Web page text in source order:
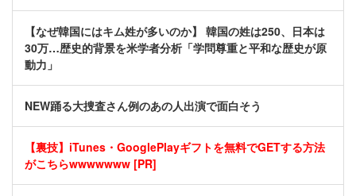
【なぜ韓国にはキム姓が多いのか】 韓国の姓は250、日本は
30万…歴史的背景を米学者分析「学問尊重と平和な歴史が原
動力」
NEW踊る大捜査さん例のあの人出演で面白そう
【裏技】iTunes・GooglePlayギフトを無料でGETする方法
がこちらwwwwwww [PR]